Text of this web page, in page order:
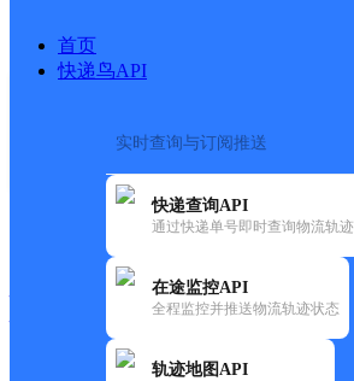
首页
快递鸟API
实时查询与订阅推送
快递查询API
通过快递单号即时查询物流轨迹
在途监控API
全程监控并推送物流轨迹状态
轨迹地图API
快运大全